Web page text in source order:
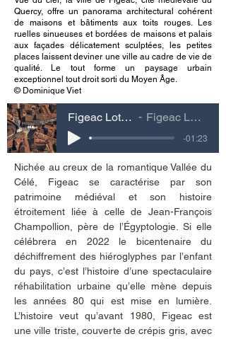
Quercy, offre un panorama architectural cohérent
de maisons et bâtiments aux toits rouges. Les
ruelles sinueuses et bordées de maisons et palais
aux façades délicatement sculptées, les petites
places laissent deviner une ville au cadre de vie de
qualité. Le tout forme un paysage urbain
exceptionnel tout droit sorti du Moyen Âge.
© Dominique Viet
Figeac Lot, Occitanie Figeac Lot, Occitanie
-01:23
Nichée au creux de la romantique Vallée du
Célé, Figeac se caractérise par son
patrimoine médiéval et son histoire
étroitement liée à celle de Jean-François
Champollion, père de l’Égyptologie. Si elle
célébrera en 2022 le bicentenaire du
déchiffrement des hiéroglyphes par l’enfant
du pays, c’est l’histoire d’une spectaculaire
réhabilitation urbaine qu’elle mène depuis
les années 80 qui est mise en lumière.
L’histoire veut qu’avant 1980, Figeac est
une ville triste, couverte de crépis gris, avec